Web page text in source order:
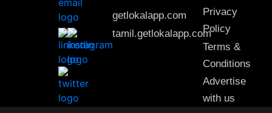
getlokalapp.com
tamil.getlokalapp.com
Privacy
Policy
Terms &
Conditions
Advertise
with us